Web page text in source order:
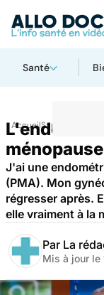
Santé
AccueilSanté
J'ai une
(PMA). Mon
régresser après.
elle vraiment à la
Par La
Mis à jour le